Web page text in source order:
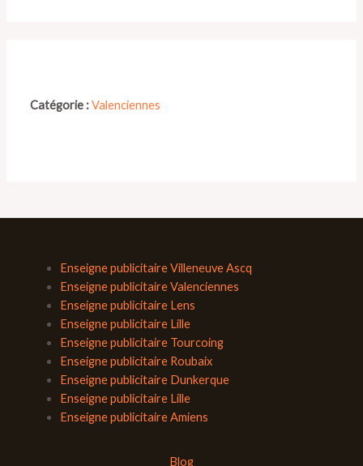
Catégorie :Valenciennes
Enseigne publicitaire Villeneuve Ascq
Enseigne publicitaire Valenciennes
Enseigne publicitaire Lens
Enseigne publicitaire Lille
Enseigne publicitaire Tourcoing
Enseigne publicitaire Roubaix
Enseigne publicitaire Dunkerque
Enseigne publicitaire Lille
Enseigne publicitaire Amiens
Blog